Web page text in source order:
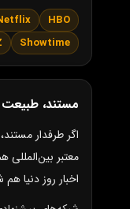
HBO
Showtime
مستند، طبیعت
اگر طرفدار
معتبر
اخبار روز دنیا